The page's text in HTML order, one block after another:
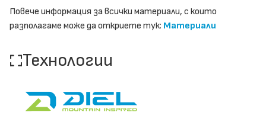
Повече информация за всички материали, с които
разполагаме може да откриете тук: Материали
Технологии